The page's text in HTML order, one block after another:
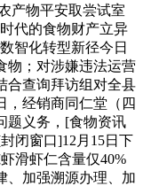
产物平安取尝试室
代的食物财产立异
智化转型新径今日
物；对涉嫌违法运营
合查询拜访组对全县
，经销商同仁堂（四
题义务，[食物资讯
闭窗口]12月15日下
滑虾仁含量仅40%
、加强溯源办理、加